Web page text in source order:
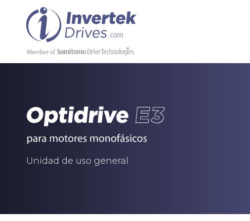
Unidad de uso general